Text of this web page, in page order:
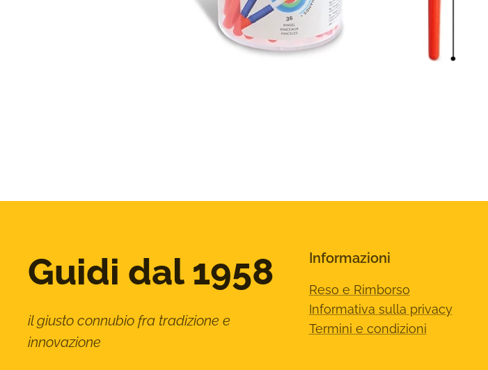
Guidi dal 1958
il giusto connubio fra tradizione e
innovazione
Informazioni
Reso e Rimborso
Informativa sulla privacy
Termini e condizioni